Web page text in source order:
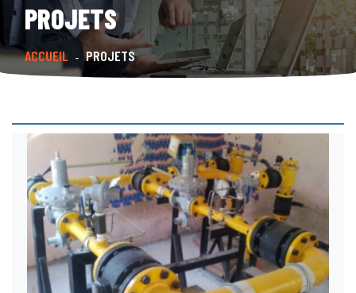
PROJETS
ACCUEIL - PROJETS